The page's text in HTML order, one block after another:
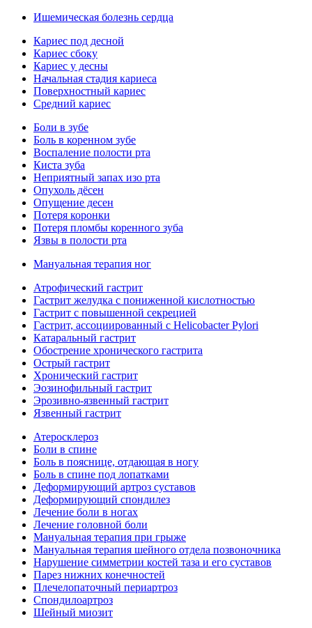
Ишемическая болезнь сердца
Кариес под десной
Кариес сбоку
Кариес у десны
Начальная стадия кариеса
Поверхностный кариес
Средний кариес
Боли в зубе
Боль в коренном зубе
Воспаление полости рта
Киста зуба
Неприятный запах изо рта
Опухоль дёсен
Опущение десен
Потеря коронки
Потеря пломбы коренного зуба
Язвы в полости рта
Мануальная терапия ног
Атрофический гастрит
Гастрит желудка с пониженной кислотностью
Гастрит с повышенной секрецией
Гастрит, ассоциированный с Helicobacter Pylori
Катаральный гастрит
Обострение хронического гастрита
Острый гастрит
Хронический гастрит
Эозинофильный гастрит
Эрозивно-язвенный гастрит
Язвенный гастрит
Атеросклероз
Боли в спине
Боль в пояснице, отдающая в ногу
Боль в спине под лопатками
Деформирующий артроз суставов
Деформирующий спондилез
Лечение боли в ногах
Лечение головной боли
Мануальная терапия при грыже
Мануальная терапия шейного отдела позвоночника
Нарушение симметрии костей таза и его суставов
Парез нижних конечностей
Плечелопаточный периартроз
Спондилоартроз
Шейный миозит